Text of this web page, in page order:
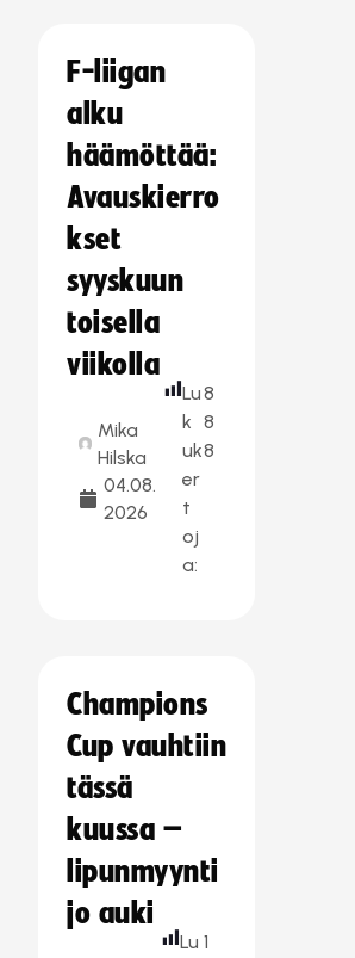
F-liigan
alku
häämöttää:
Avauskierro
kset
syyskuun
toisella
viikolla
Mika
Hilska
04.08.
2026
Lu
k
uk
er
t
oj
a:
8
8
8
Champions
Cup vauhtiin
tässä
kuussa –
lipunmyynti
jo auki
Lu 1